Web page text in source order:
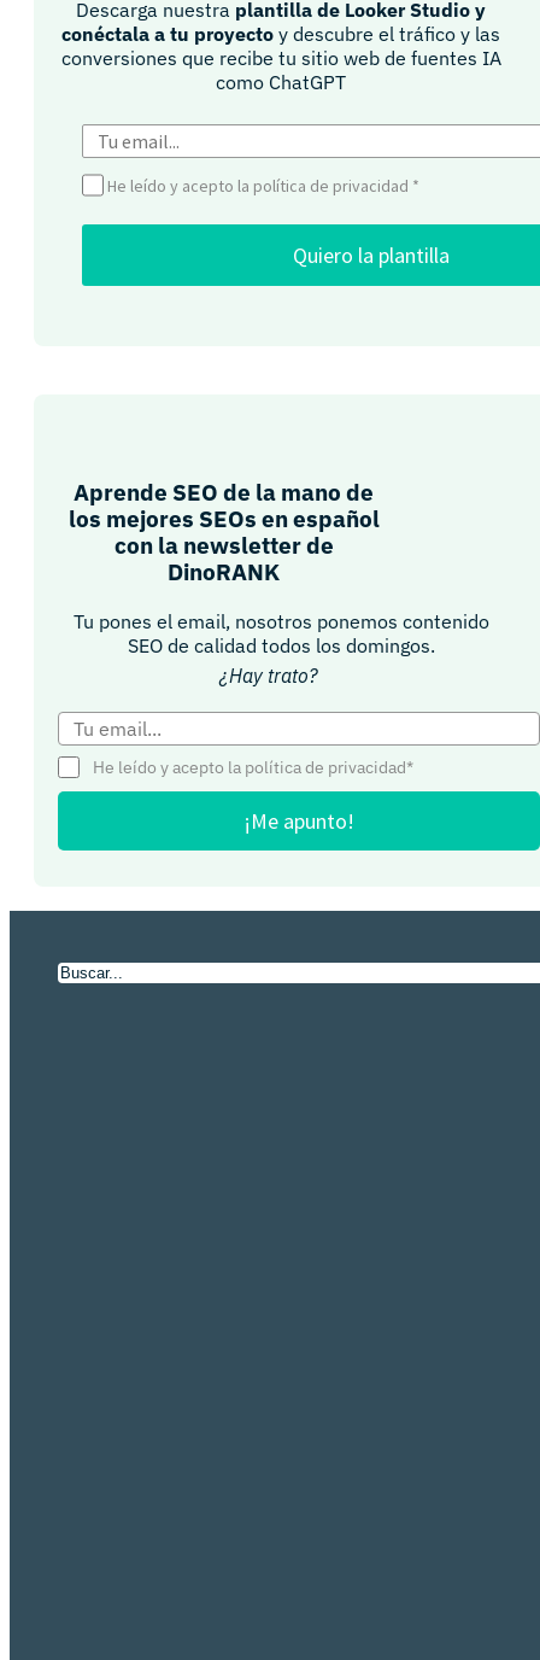
Descarga nuestra plantilla de Looker Studio y
conéctala a tu proyecto y descubre el tráfico y las
conversiones que recibe tu sitio web de fuentes IA
como ChatGPT​
He leído y acepto la política de privacidad *
Quiero la plantilla
Aprende SEO de la mano de
los mejores SEOs en español
con la newsletter de
DinoRANK
Tu pones el email, nosotros ponemos contenido
SEO de calidad todos los domingos.
¿Hay trato?
He leído y acepto la política de privacidad*
¡Me apunto!